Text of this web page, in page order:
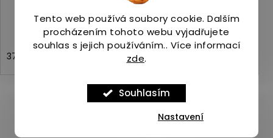
Tento web používá soubory cookie. Dalším
procházením tohoto webu vyjadřujete
souhlas s jejich používáním.. Více informací
zde.
Souhlasím
Nastavení
37,5
ZOBRAZIT VŠECHNY PODOBNÉ PRODUKTY